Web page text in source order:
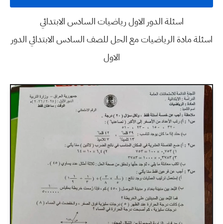
اسئلة الدور الاول رياضيات السادس الابتدائي
اسئلة مادة الرياضيات مع الحل للصف السادس الابتدائي الدور
الاول